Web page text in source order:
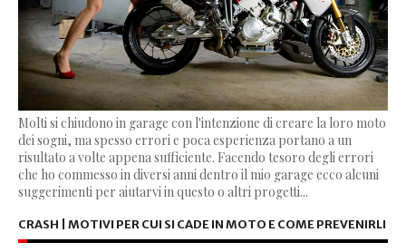
Molti si chiudono in garage con l'intenzione di creare la loro moto
dei sogni, ma spesso errori e poca esperienza portano a un
risultato a volte appena sufficiente. Facendo tesoro degli errori
che ho commesso in diversi anni dentro il mio garage ecco alcuni
suggerimenti per aiutarvi in questo o altri progetti...
CRASH | MOTIVI PER CUI SI CADE IN MOTO E COME PREVENIRLI